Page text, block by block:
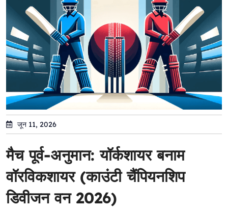
जून 11, 2026
मैच पूर्व-अनुमान: यॉर्कशायर बनाम
वॉरविकशायर (काउंटी चैंपियनशिप
डिवीजन वन 2026)